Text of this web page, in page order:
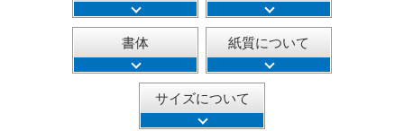
書体 紙質について
サイズについて